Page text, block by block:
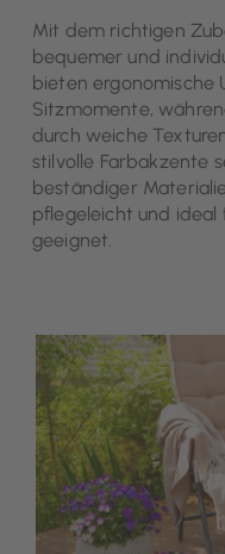
Mit dem richtigen
bequemer und
bieten ergonomische
Sitzmomente,
durch weiche
stilvolle Farbakzente
beständiger
pflegeleicht und ideal
geeignet.